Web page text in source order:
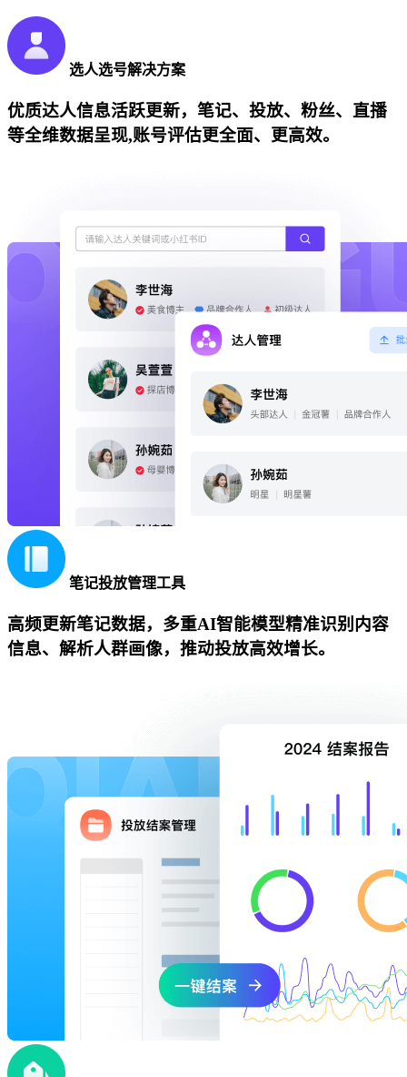
选人选号解决方案
优质达人信息活跃更新，笔记、投放、粉丝、直播
等全维数据呈现,账号评估更全面、更高效。
笔记投放管理工具
高频更新笔记数据，多重AI智能模型精准识别内容
信息、解析人群画像，推动投放高效增长。